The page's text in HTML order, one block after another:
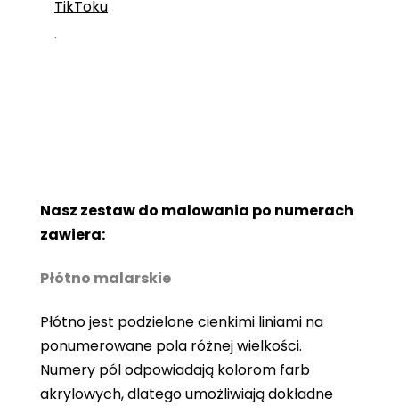
TikToku
.
Nasz zestaw do malowania po numerach
zawiera:
Płótno malarskie
Płótno jest podzielone cienkimi liniami na
ponumerowane pola różnej wielkości.
Numery pól odpowiadają kolorom farb
akrylowych, dlatego umożliwiają dokładne